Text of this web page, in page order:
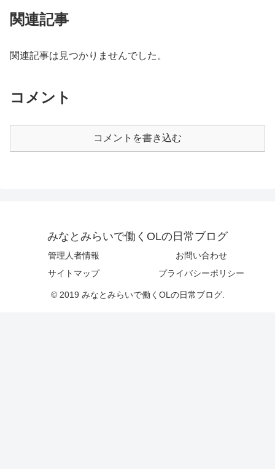
関連記事
関連記事は見つかりませんでした。
コメント
コメントを書き込む
みなとみらいで働くOLの日常ブログ
管理人者情報
お問い合わせ
サイトマップ
プライバシーポリシー
© 2019 みなとみらいで働くOLの日常ブログ.